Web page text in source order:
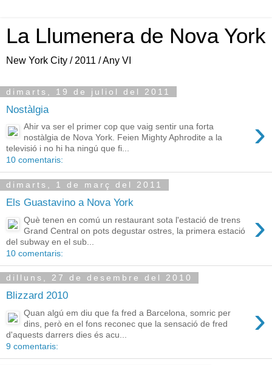
La Llumenera de Nova York
New York City / 2011 / Any VI
dimarts, 19 de juliol del 2011
Nostàlgia
›
Ahir va ser el primer cop que vaig sentir una forta
nostàlgia de Nova York. Feien Mighty Aphrodite a la
televisió i no hi ha ningú que fi...
10 comentaris:
dimarts, 1 de març del 2011
Els Guastavino a Nova York
›
Què tenen en comú un restaurant sota l'estació de trens
Grand Central on pots degustar ostres, la primera estació
del subway en el sub...
10 comentaris:
dilluns, 27 de desembre del 2010
Blizzard 2010
›
Quan algú em diu que fa fred a Barcelona, somric per
dins, però en el fons reconec que la sensació de fred
d'aquests darrers dies és acu...
9 comentaris: